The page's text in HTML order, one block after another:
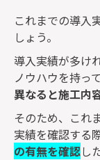
これまでの導入
しょう。
導入実績が多け
ノウハウを持っ
異なると施工内
そのため、これ
実績を確認する際
の有無を確認し